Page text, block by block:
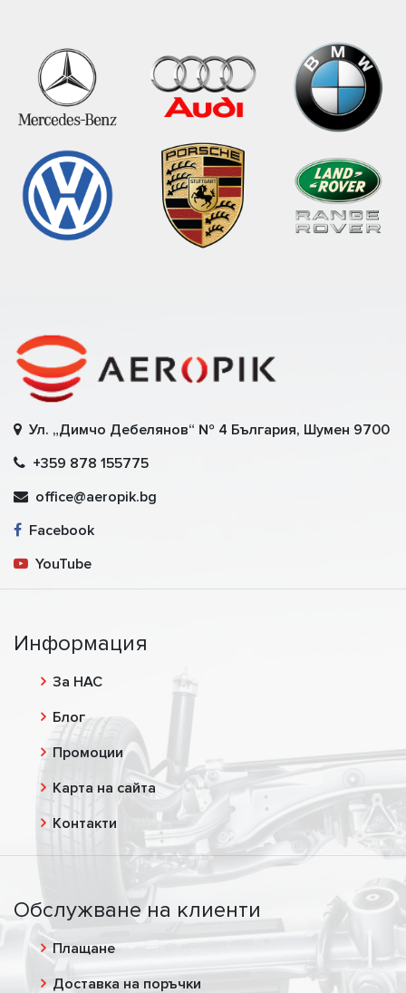
Ул. „Димчо Дебелянов“ № 4 България, Шумен 9700
+359 878 155775
office@aeropik.bg
Facebook
YouTube
Информация
За НАС
Блог
Промоции
Карта на сайта
Контакти
Обслужване на клиенти
Плащане
Доставка на поръчки